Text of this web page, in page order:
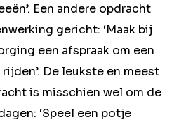
Een andere opdracht
gericht: ‘Maak bij
een afspraak om een
De leukste en meest
is misschien wel om de
‘Speel een potje